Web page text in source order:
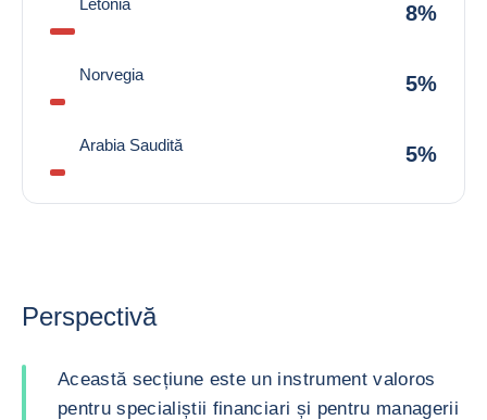
Letonia 8%
Norvegia 5%
Arabia Saudită 5%
Perspectivă
Această secțiune este un instrument valoros
pentru specialiștii financiari și pentru managerii